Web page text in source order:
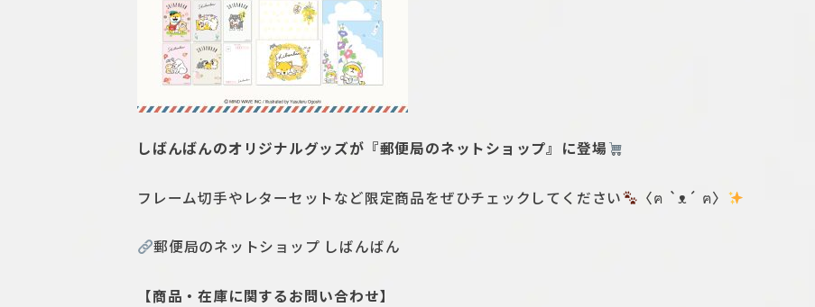
しばんばんのオリジナルグッズが『郵便局のネットショップ』に登場
フレーム切手やレターセットなど限定商品をぜひチェックしてください 〈ฅ `ᴥ´ ฅ〉
郵便局のネットショップ しばんばん
【商品・在庫に関するお問い合わせ】